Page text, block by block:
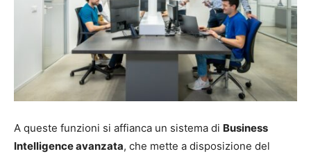
A queste funzioni si affianca un sistema di Business
Intelligence avanzata, che mette a disposizione del